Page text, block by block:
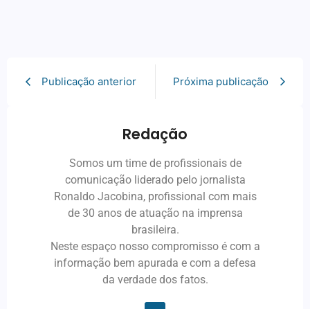
Publicação anterior Próxima publicação
Redação
Somos um time de profissionais de
comunicação liderado pelo jornalista
Ronaldo Jacobina, profissional com mais
de 30 anos de atuação na imprensa
brasileira.
Neste espaço nosso compromisso é com a
informação bem apurada e com a defesa
da verdade dos fatos.